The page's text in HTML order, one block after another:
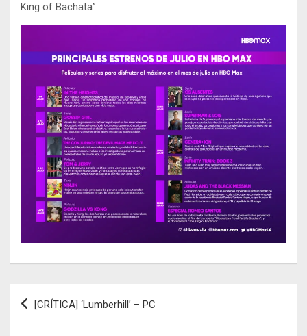
King of Bachata”
Navegación
[CRÍTICA] ‘Lumberhill’ – PC